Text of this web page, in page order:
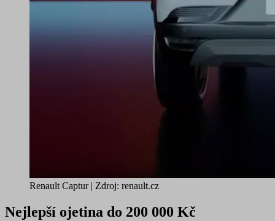
Renault Captur | Zdroj: renault.cz
Nejlepší ojetina do 200 000 Kč